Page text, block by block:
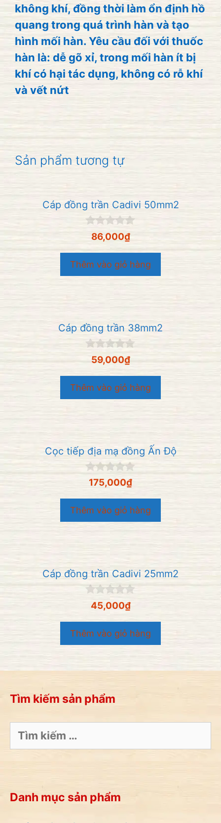
không khí, đồng thời làm ổn định hồ
quang trong quá trình hàn và tạo
hình mối hàn. Yêu cầu đối với thuốc
hàn là: dễ gõ xỉ, trong mối hàn ít bị
khí có hại tác dụng, không có rỗ khí
và vết nứt
Sản phẩm tương tự
Cáp đồng trần Cadivi 50mm2
g
o
à
i
86,000₫
Thêm vào giỏ hàng
Cáp đồng trần 38mm2
g
o
à
i
59,000₫
Thêm vào giỏ hàng
Cọc tiếp địa mạ đồng Ấn Độ
0
n
g
o
à
i
175,000₫
Thêm vào giỏ hàng
Cáp đồng trần Cadivi 25mm2
g
o
à
i
45,000₫
Thêm vào giỏ hàng
Tìm kiếm sản phẩm
kiếm
cho:
Danh mục sản phẩm